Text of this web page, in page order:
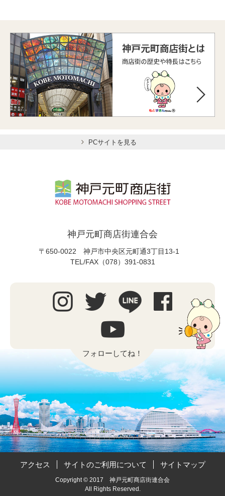
PCサイトを見る
神戸元町商店街連合会
〒650-0022 神戸市中央区元町通3丁目13-1
TEL/FAX（078）391-0831
フォローしてね！
アクセス サイトのご利用について サイトマップ
Copyright © 2017 神戸元町商店街連合会
All Rights Reserved.